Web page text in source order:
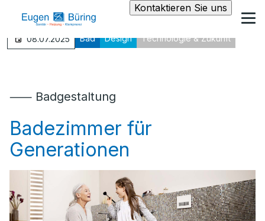
Kontaktieren Sie uns
08.07.2025 Bad Design Technologie & Zukunft
⸺ Badgestaltung
Badezimmer für
Generationen